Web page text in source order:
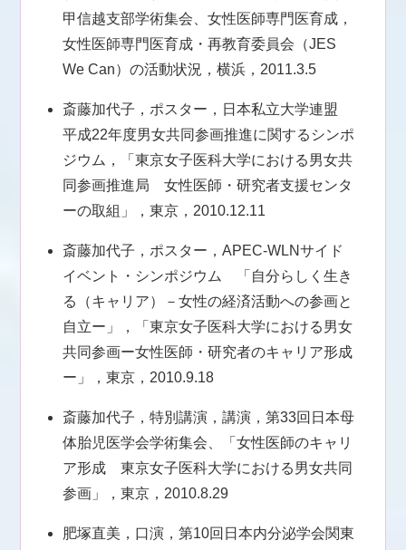
甲信越支部学術集会、女性医師専門医育成，
女性医師専門医育成・再教育委員会（JES
We Can）の活動状況，横浜，2011.3.5
斎藤加代子，ポスター，日本私立大学連盟
平成22年度男女共同参画推進に関するシンポ
ジウム，「東京女子医科大学における男女共
同参画推進局 女性医師・研究者支援センタ
ーの取組」，東京，2010.12.11
斎藤加代子，ポスター，APEC-WLNサイド
イベント・シンポジウム 「自分らしく生き
る（キャリア）－女性の経済活動への参画と
自立ー」，「東京女子医科大学における男女
共同参画ー女性医師・研究者のキャリア形成
ー」，東京，2010.9.18
斎藤加代子，特別講演，講演，第33回日本母
体胎児医学会学術集会、「女性医師のキャリ
ア形成 東京女子医科大学における男女共同
参画」，東京，2010.8.29
肥塚直美，口演，第10回日本内分泌学会関東